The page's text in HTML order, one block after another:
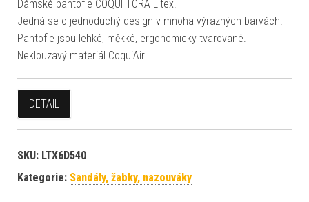
Dámské pantofle COQUI TORA Litex.
Jedná se o jednoduchý design v mnoha výrazných barvách.
Pantofle jsou lehké, měkké, ergonomicky tvarované.
Neklouzavý materiál CoquiAir.
DETAIL
SKU: LTX6D540
Kategorie: Sandály, žabky, nazouváky